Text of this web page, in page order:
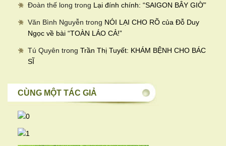
Đoàn thế long trong Lại đính chính: “SAIGON BÂY GIỜ”
Văn Bình Nguyễn trong NÓI LẠI CHO RÕ của Đỗ Duy
Ngọc về bài “TOÀN LÁO CẢ!”
Tú Quyên trong Trần Thị Tuyết: KHÁM BỆNH CHO BÁC
SĨ
CÙNG MỘT TÁC GIẢ